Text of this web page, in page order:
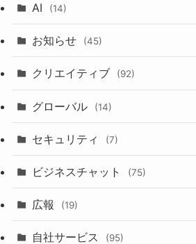
AI (14)
お知らせ (45)
クリエイティブ (92)
グローバル (14)
セキュリティ (7)
ビジネスチャット (75)
広報 (19)
自社サービス (95)